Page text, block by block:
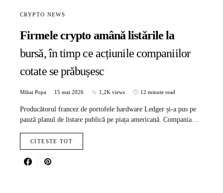
CRYPTO NEWS
Firmele crypto amână listările la
bursă, în timp ce acțiunile companiilor
cotate se prăbușesc
Mihai Popa 15 mai 2026 1,2K views 12 minute read
Producătorul francez de portofele hardware Ledger și-a pus pe
pauză planul de listare publică pe piața americană. Compania…
CITESTE TOT